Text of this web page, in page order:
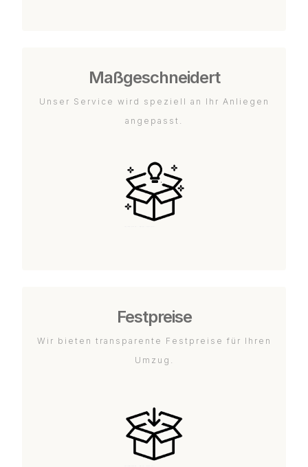
Maßgeschneidert
Unser Service wird speziell an Ihr Anliegen
angepasst.
Festpreise
Wir bieten transparente Festpreise für Ihren
Umzug.